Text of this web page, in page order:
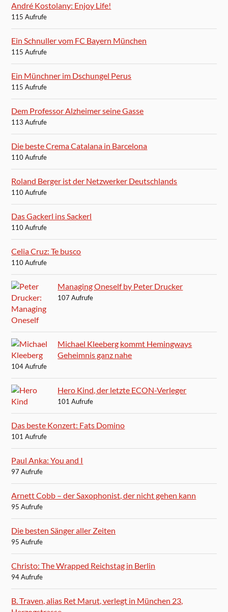
André Kostolany: Enjoy Life!
115 Aufrufe
Ein Schnuller vom FC Bayern München
115 Aufrufe
Ein Münchner im Dschungel Perus
115 Aufrufe
Dem Professor Alzheimer seine Gasse
113 Aufrufe
Die beste Crema Catalana in Barcelona
110 Aufrufe
Roland Berger ist der Netzwerker Deutschlands
110 Aufrufe
Das Gackerl ins Sackerl
110 Aufrufe
Celia Cruz: Te busco
110 Aufrufe
Managing Oneself by Peter Drucker
107 Aufrufe
Michael Kleeberg kommt Hemingways
Geheimnis ganz nahe
104 Aufrufe
Hero Kind, der letzte ECON-Verleger
101 Aufrufe
Das beste Konzert: Fats Domino
101 Aufrufe
Paul Anka: You and I
97 Aufrufe
Arnett Cobb – der Saxophonist, der nicht gehen kann
95 Aufrufe
Die besten Sänger aller Zeiten
95 Aufrufe
Christo: The Wrapped Reichstag in Berlin
94 Aufrufe
B. Traven, alias Ret Marut, verlegt in München 23,